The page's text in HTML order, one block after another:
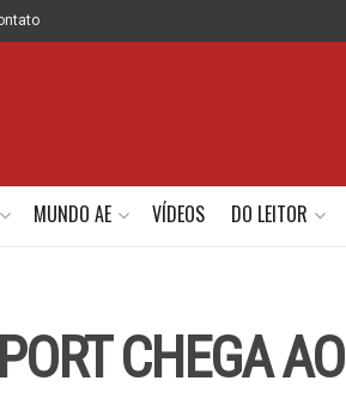
MUNDO AE VÍDEOS DO LEITOR
CHEGA AO